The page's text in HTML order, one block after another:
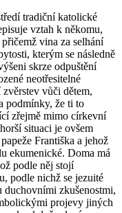
tradiční katolické
vztah k někomu,
vina za selhání
kterým se následně
skrze odpuštění
neotřesitelné
vůči dětem,
podmínky, že ti to
zřejmě mimo církevní
situaci je ovšem
Františka a jehož
ekumenické. Doma má
podle něj stojí
podle nichž se jezuité
duchovními zkušenostmi,
projevy jiných